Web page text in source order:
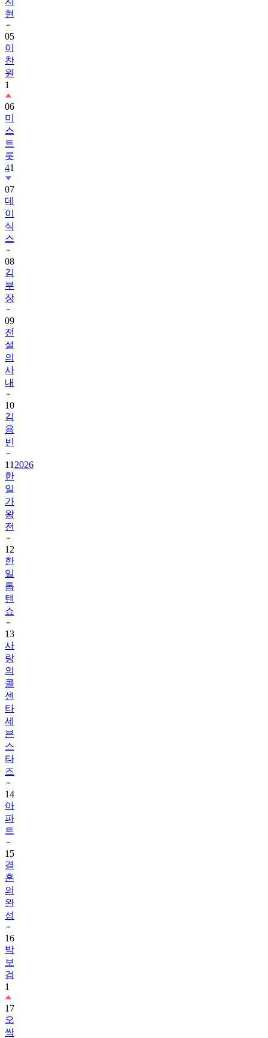
현
05
이
찬
원
1
06
미
스
트
롯
41
07
데
이
식
스
08
김
부
장
09
전
설
의
사
내
10
김
용
빈
11 2026
한
일
가
왕
전
12
한
일
톱
텐
쇼
13
사
랑
의
콜
센
타
세
븐
스
타
즈
14
아
파
트
15
결
혼
의
완
성
16
박
보
검
1
17
오
싹